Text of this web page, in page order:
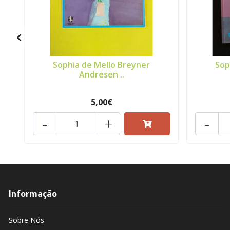
Sophia de Mello Breyner
Andresen ..
5,00€
+
- -
Informação
Sobre Nós